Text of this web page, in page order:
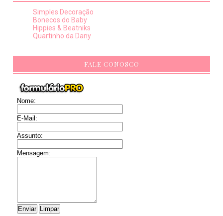
Simples Decoração
Bonecos do Baby
Hippies & Beatniks
Quartinho da Dany
FALE CONOSCO
Nome:
E-Mail:
Assunto:
Mensagem: